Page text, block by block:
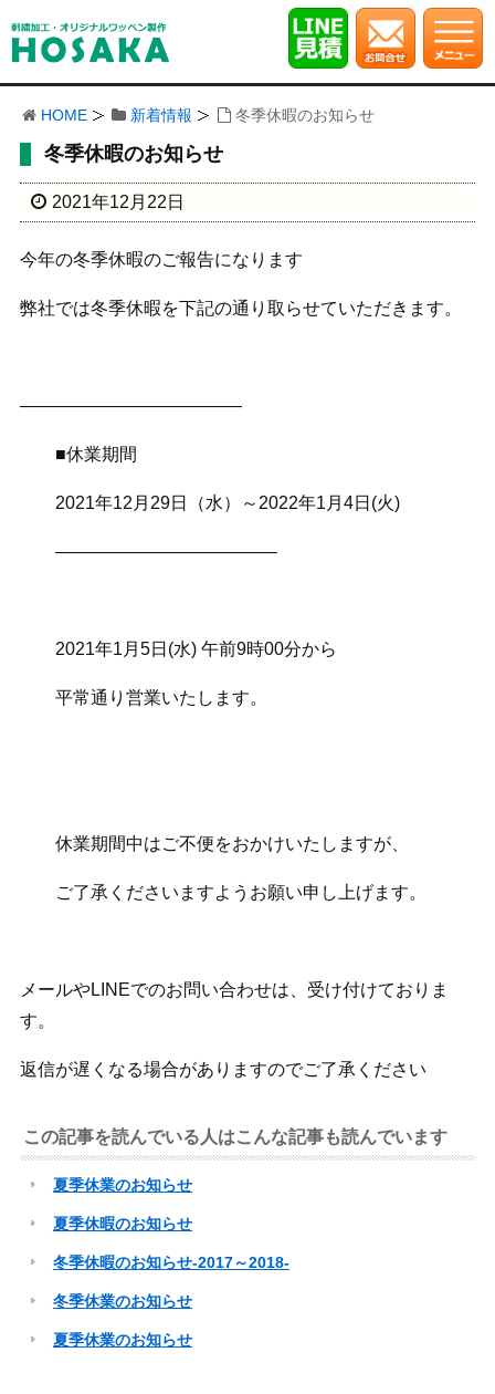
HOME 新着情報 冬季休暇のお知らせ
冬季休暇のお知らせ
2021年12月22日
今年の冬季休暇のご報告になります
弊社では冬季休暇を下記の通り取らせていただきます。
————————————–
■休業期間
2021年12月29日（水）～2022年1月4日(火)
————————————–
2021年1月5日(水) 午前9時00分から
平常通り営業いたします。
休業期間中はご不便をおかけいたしますが、
ご了承くださいますようお願い申し上げます。
メールやLINEでのお問い合わせは、受け付けておりま
す。
返信が遅くなる場合がありますのでご了承ください
この記事を読んでいる人はこんな記事も読んでいます
夏季休業のお知らせ
夏季休暇のお知らせ
冬季休暇のお知らせ-2017～2018-
冬季休業のお知らせ
夏季休業のお知らせ